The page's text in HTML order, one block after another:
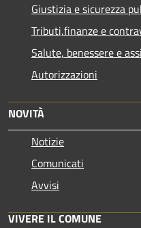
Giustizia e sicurezza
Tributi,finanze e
Salute, benessere e
Autorizzazioni
NOVITÀ
Notizie
Comunicati
Avvisi
VIVERE IL COMUNE